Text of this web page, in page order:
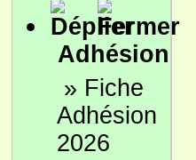
Adhésion
» Fiche
Adhésion
2026